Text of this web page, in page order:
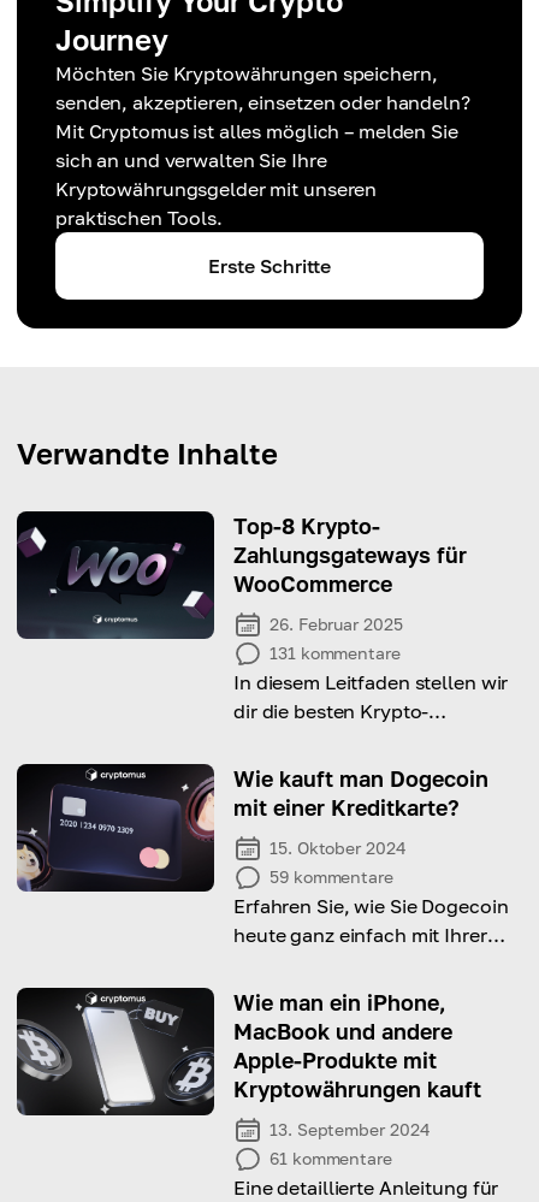
Journey
Möchten Sie Kryptowährungen speichern,
senden, akzeptieren, einsetzen oder handeln?
Mit Cryptomus ist alles möglich – melden Sie
sich an und verwalten Sie Ihre
Kryptowährungsgelder mit unseren
praktischen Tools.
Erste Schritte
Verwandte Inhalte
Top-8 Krypto-
Zahlungsgateways für
WooCommerce
26. Februar 2025
131 kommentare
In diesem Leitfaden stellen wir
dir die besten Krypto-
WooCommerce vor, damit du
die richtige Wahl für deine
Wie kauft man Dogecoin
mit einer Kreditkarte?
15. Oktober 2024
59 kommentare
Erfahren Sie, wie Sie Dogecoin
heute ganz einfach mit Ihrer
Wie man ein iPhone,
MacBook und andere
Apple-Produkte mit
Kryptowährungen kauft
13. September 2024
61 kommentare
Eine detaillierte Anleitung für